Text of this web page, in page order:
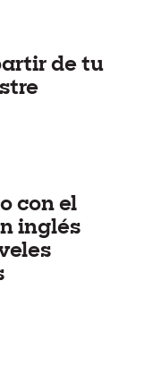
de tu
con el
inglés